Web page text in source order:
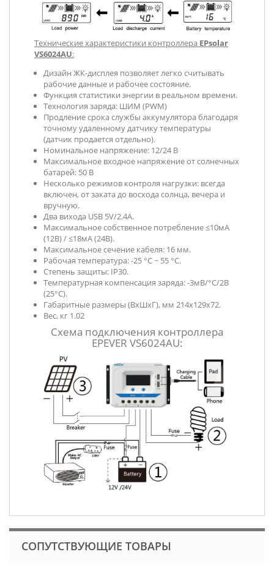
Технические характеристики контроллера EPsolar
VS6024AU:
Дизайн ЖК-дисплея позволяет легко считывать
рабочие данные и рабочее состояние.
Функция статистики энергии в реальном времени.
Технология заряда: ШИМ (PWM)
Продление срока службы аккумулятора благодаря
точному удаленному датчику температуры
(датчик продается отдельно).
Номинальное напряжение: 12/24 В
Максимальное входное напряжение от солнечных
батарей: 50 В
Несколько режимов контроля нагрузки: всегда
включен, от заката до восхода солнца, вечера и
вручную.
Два вихода USB 5V/2.4A.
Максимальное собственное потребление ≤10мA
(12В) / ≤18мA (24В).
Максимальное сечение кабеля: 16 мм.
Рабочая температура: -25 °C ~ 55 °C.
Степень защиты: IP30.
Температурная компенсация заряда: -3мВ/°C/2В
(25°C).
Габаритные размеры (ВxШxГ), мм 214х129х72.
Вес, кг 1.02
Схема подключения контроллера
EPEVER VS6024AU:
СОПУТСТВУЮЩИЕ ТОВАРЫ